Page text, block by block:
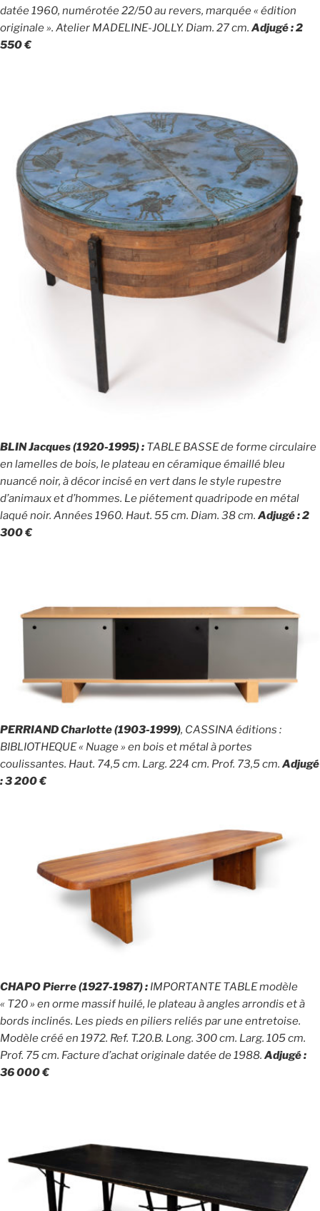
datée 1960, numérotée 22/50 au revers, marquée « édition
originale ». Atelier MADELINE-JOLLY. Diam. 27 cm. Adjugé : 2
550 €
BLIN Jacques (1920-1995) : TABLE BASSE de forme circulaire
en lamelles de bois, le plateau en céramique émaillé bleu
nuancé noir, à décor incisé en vert dans le style rupestre
d’animaux et d’hommes. Le piétement quadripode en métal
laqué noir. Années 1960. Haut. 55 cm. Diam. 38 cm. Adjugé : 2
300 €
PERRIAND Charlotte (1903-1999), CASSINA éditions :
BIBLIOTHEQUE « Nuage » en bois et métal à portes
coulissantes. Haut. 74,5 cm. Larg. 224 cm. Prof. 73,5 cm. Adjugé
: 3 200 €
CHAPO Pierre (1927-1987) : IMPORTANTE TABLE modèle
« T20 » en orme massif huilé, le plateau à angles arrondis et à
bords inclinés. Les pieds en piliers reliés par une entretoise.
Modèle créé en 1972. Ref. T.20.B. Long. 300 cm. Larg. 105 cm.
Prof. 75 cm. Facture d’achat originale datée de 1988. Adjugé :
36 000 €